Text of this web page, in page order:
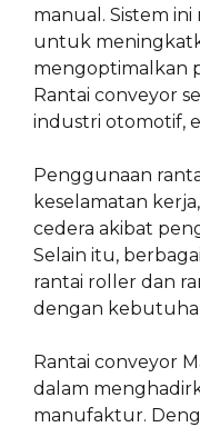
manual. Sistem
untuk
mengoptimalkan
Rantai conveyor
industri otomotif,
Penggunaan
keselamatan
cedera akibat
Selain itu,
rantai roller dan
dengan
Rantai conveyor
dalam
manufaktur.